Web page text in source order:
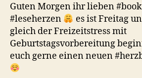
Guten Morgen ihr lieben
#leseherzen
es ist Freitag
gleich der Freizeitstress mit
Geburtstagsvorbereitung
euch gerne einen neuen